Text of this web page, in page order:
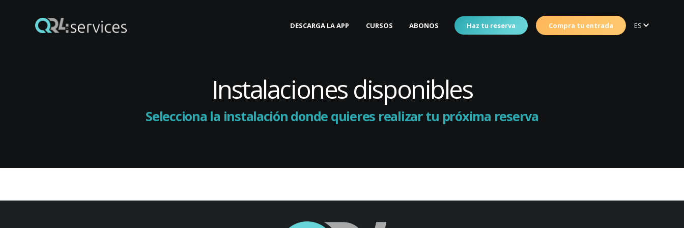
DESCARGA LA APP CURSOS ABONOS Haz tu reserva Compra tu entrada ES
Instalaciones disponibles
Selecciona la instalación donde quieres realizar tu próxima reserva